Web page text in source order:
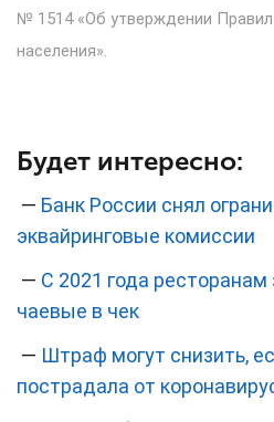
№ 1514 «Об утверждении
населения».
Будет интересно:
— Банк России снял
эквайринговые комиссии
— С 2021 года
чаевые в чек
— Штраф могут снизить,
пострадала от